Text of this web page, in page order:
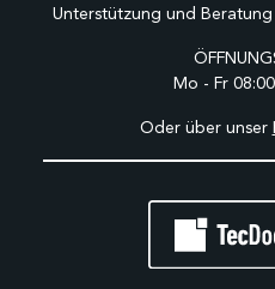
Unterstützung und
Mo - Fr
Oder über unser